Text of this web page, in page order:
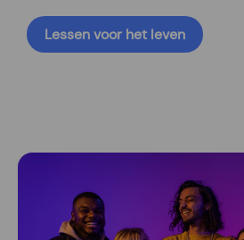
Lessen voor het leven